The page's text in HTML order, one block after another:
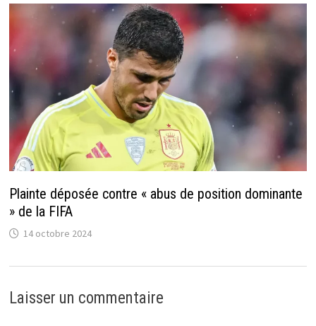
Plainte déposée contre « abus de position dominante
» de la FIFA
14 octobre 2024
Laisser un commentaire